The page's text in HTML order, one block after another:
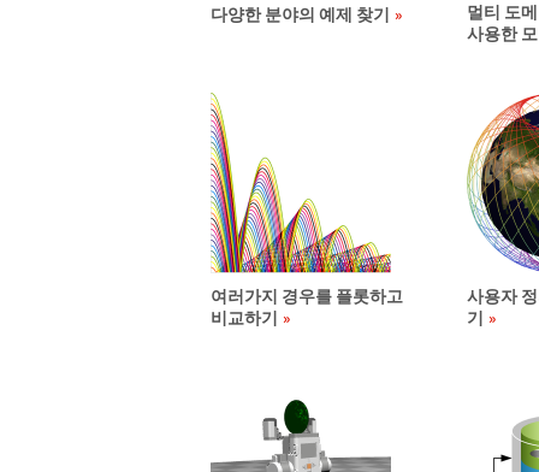
다양한 분야의 예제 찾기
멀티 도
사용한
여러가지 경우를 플롯하고
비교하기
사용자
기